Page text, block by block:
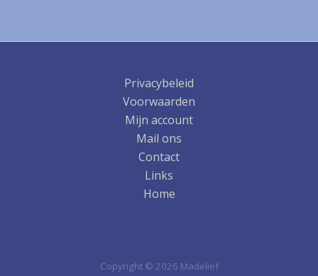
Privacybeleid
Voorwaarden
Mijn account
Mail ons
Contact
Links
Home
Copyright © 2026 Madelief